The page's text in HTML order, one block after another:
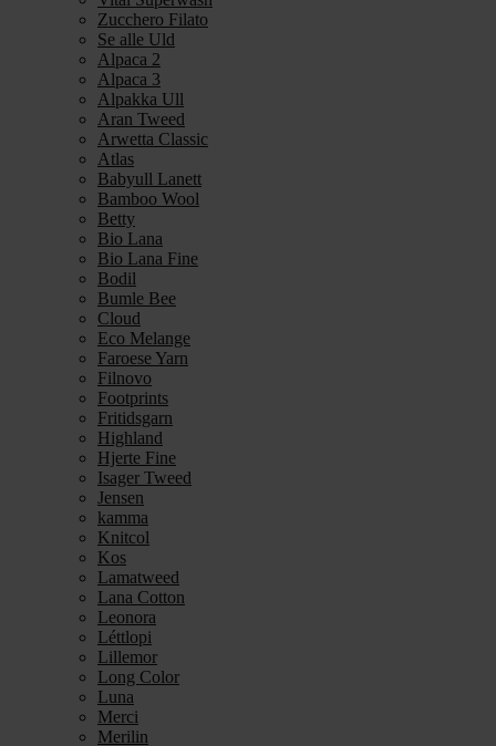
Zucchero Filato
Se alle Uld
Alpaca 2
Alpaca 3
Alpakka Ull
Aran Tweed
Arwetta Classic
Atlas
Babyull Lanett
Bamboo Wool
Betty
Bio Lana
Bio Lana Fine
Bodil
Bumle Bee
Cloud
Eco Melange
Faroese Yarn
Filnovo
Footprints
Fritidsgarn
Highland
Hjerte Fine
Isager Tweed
Jensen
kamma
Knitcol
Kos
Lamatweed
Lana Cotton
Leonora
Léttlopi
Lillemor
Long Color
Luna
Merci
Merilin